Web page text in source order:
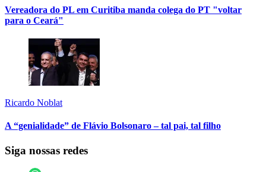
Vereadora do PL em Curitiba manda colega do PT "voltar
para o Ceará"
Ricardo Noblat
A “genialidade” de Flávio Bolsonaro – tal pai, tal filho
Siga nossas redes